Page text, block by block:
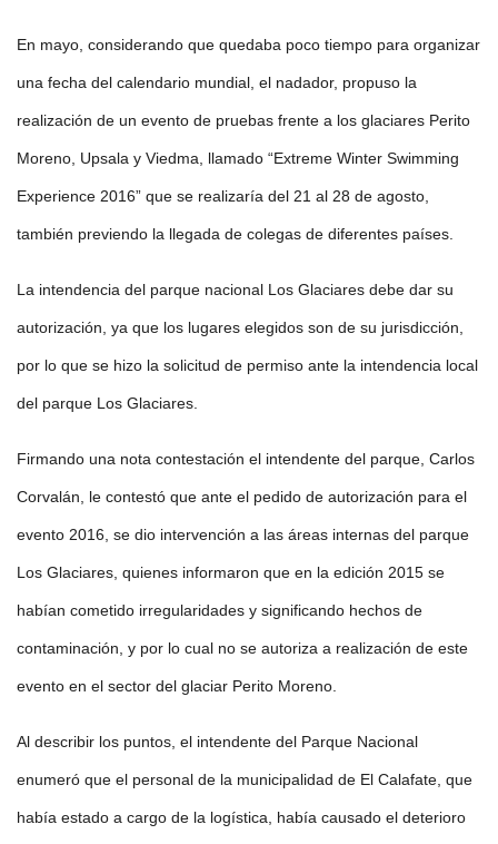
En mayo, considerando que quedaba poco tiempo para organizar
una fecha del calendario mundial, el nadador, propuso la
realización de un evento de pruebas frente a los glaciares Perito
Moreno, Upsala y Viedma, llamado “Extreme Winter Swimming
Experience 2016” que se realizaría del 21 al 28 de agosto,
también previendo la llegada de colegas de diferentes países.
La intendencia del parque nacional Los Glaciares debe dar su
autorización, ya que los lugares elegidos son de su jurisdicción,
por lo que se hizo la solicitud de permiso ante la intendencia local
del parque Los Glaciares.
Firmando una nota contestación el intendente del parque, Carlos
Corvalán, le contestó que ante el pedido de autorización para el
evento 2016, se dio intervención a las áreas internas del parque
Los Glaciares, quienes informaron que en la edición 2015 se
habían cometido irregularidades y significando hechos de
contaminación, y por lo cual no se autoriza a realización de este
evento en el sector del glaciar Perito Moreno.
Al describir los puntos, el intendente del Parque Nacional
enumeró que el personal de la municipalidad de El Calafate, que
había estado a cargo de la logística, había causado el deterioro